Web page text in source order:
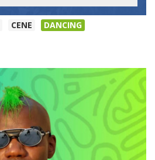
CENE DANCING